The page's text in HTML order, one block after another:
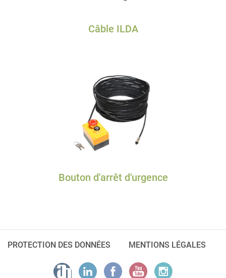
Câble ILDA
Bouton d'arrêt d'urgence
PROTECTION DES DONNÉES MENTIONS LÉGALES